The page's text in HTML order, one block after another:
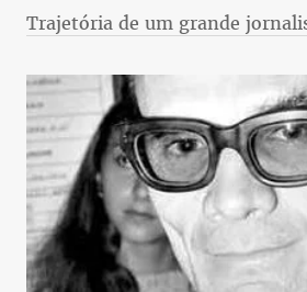
Trajetória de um grande